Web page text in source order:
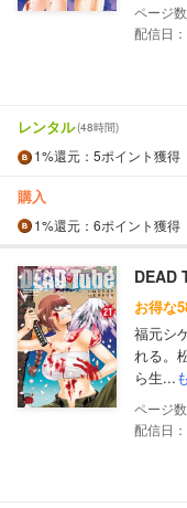
配信日
レンタル(48時間)
1%還元 ：5ポイント獲得
購入
1%還元 ：6ポイント獲得
DEAD
お得な
福元シ
れる。
ら生...
配信日